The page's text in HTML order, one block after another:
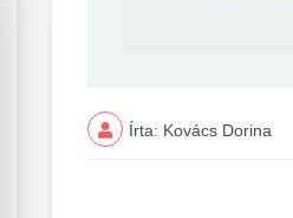
Írta: Kovács Dorina